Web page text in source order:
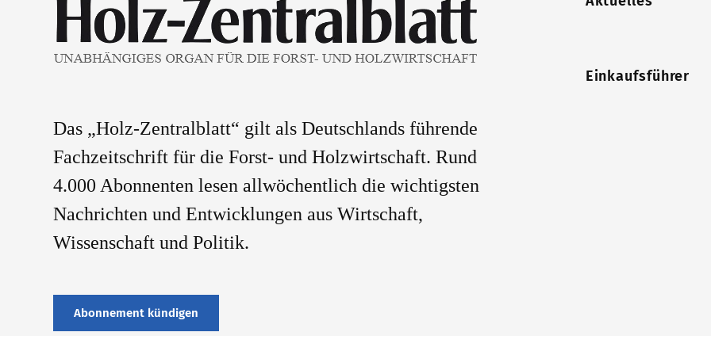
Das „Holz-Zentralblatt“ gilt als Deutschlands führende
Fachzeitschrift für die Forst- und Holzwirtschaft. Rund
4.000 Abonnenten lesen allwöchentlich die wichtigsten
Nachrichten und Entwicklungen aus Wirtschaft,
Wissenschaft und Politik.
Abonnement kündigen
Einkaufsführer